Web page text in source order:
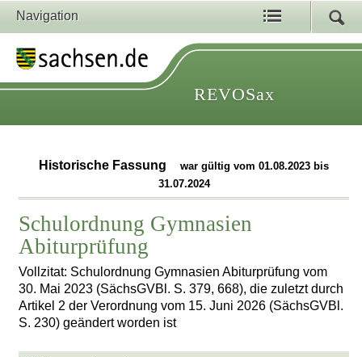
Navigation
REVOSax
Historische Fassung
war gültig vom 01.08.2023 bis
31.07.2024
Schulordnung Gymnasien
Abiturprüfung
Vollzitat: Schulordnung Gymnasien Abiturprüfung vom
30. Mai 2023 (SächsGVBl. S. 379, 668), die zuletzt durch
Artikel 2 der Verordnung vom 15. Juni 2026 (SächsGVBl.
S. 230) geändert worden ist